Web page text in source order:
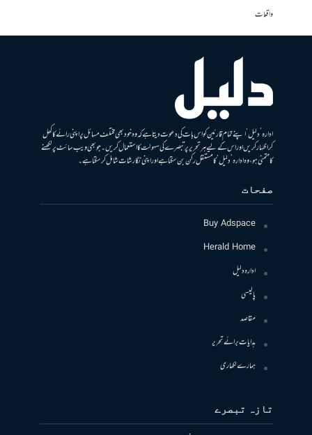
واقعات
ادارہ ’دلیل‘ اپنے تمام قارئین کو اس بات کی دعوت دیتا ہے کہ وہ خود بھی مختلف مسائل پر اپنی رائے کا کھل
کر اظہار کریں اور اس کے لیے ہر تحریر پر تبصرے کی سہولت کا استعمال کریں۔ جو بھی ویب سائٹ پر لکھنے
کا متمنی ہو، وہ ادارہ ’دلیل‘ کا مستقل رکن بن سکتا ہے اور اپنی نگارشات شامل کرسکتا ہے۔
صفحات
Buy Adspace
Herald Home
ادارہ دلیل
پالیسی
مقاصد
ہدایات برائے تحریر
ہمارے لکھاری
تازہ تبصرے